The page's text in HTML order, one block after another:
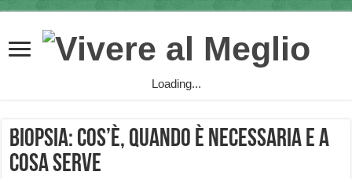
Loading...
Biopsia: cos’è, quando è necessaria e a
cosa serve